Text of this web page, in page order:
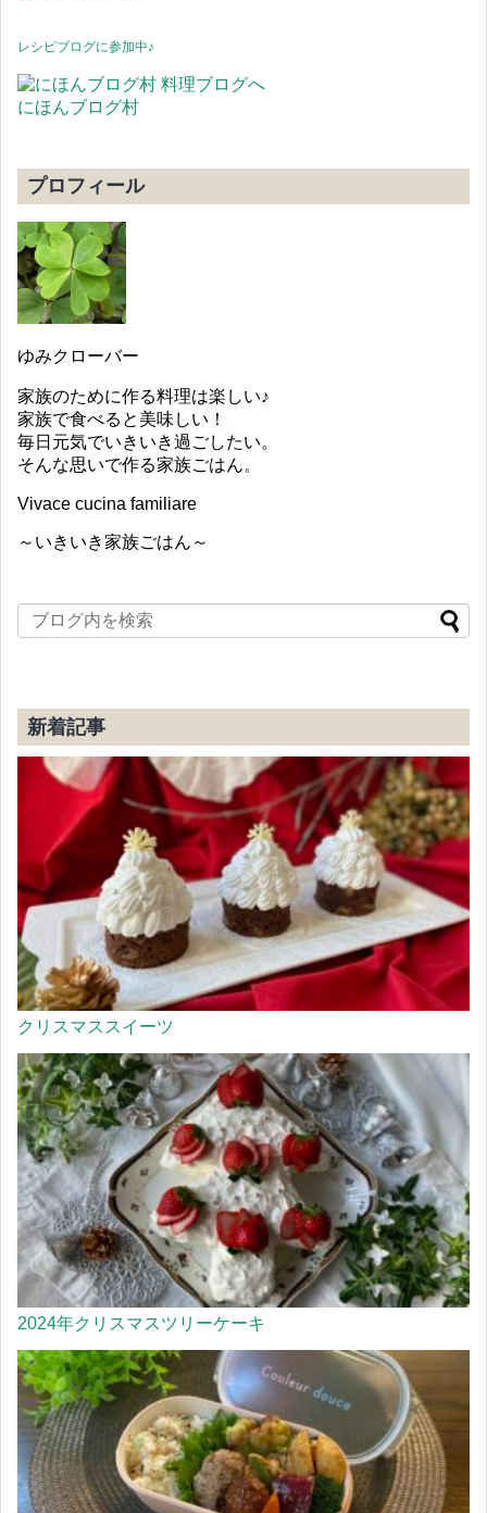
レシピブログに参加中♪
にほんブログ村
プロフィール
ゆみクローバー
家族のために作る料理は楽しい♪
家族で食べると美味しい！
毎日元気でいきいき過ごしたい。
そんな思いで作る家族ごはん。
Vivace cucina familiare
～いきいき家族ごはん～
新着記事
クリスマススイーツ
2024年クリスマスツリーケーキ